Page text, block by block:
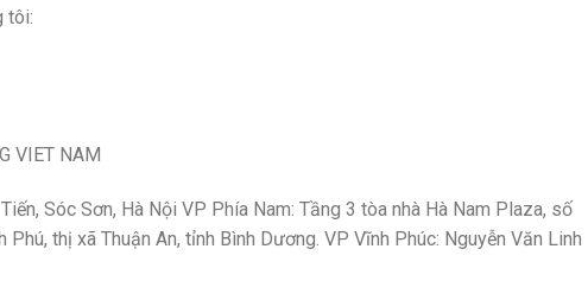
tôi:
VIET NAM
Sóc Sơn, Hà Nội VP Phía Nam: Tầng 3 tòa nhà Hà Nam Plaza, số
thị xã Thuận An, tỉnh Bình Dương. VP Vĩnh Phúc: Nguyễn Văn Linh